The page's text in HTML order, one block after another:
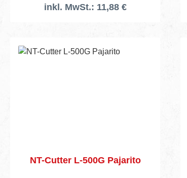
inkl. MwSt.: 11,88 €
NT-Cutter L-500G Pajarito